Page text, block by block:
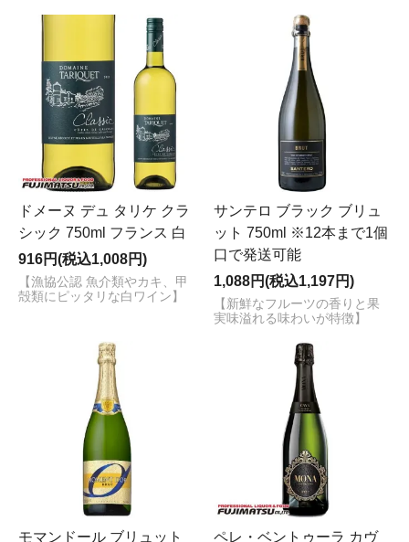
ドメーヌ デュ タリケ クラ
シック 750ml フランス 白
916円(税込1,008円)
【漁協公認 魚介類やカキ、甲
殻類にピッタリな白ワイン】
サンテロ ブラック ブリュ
ット 750ml ※12本まで1個
口で発送可能
1,088円(税込1,197円)
【新鮮なフルーツの香りと果
実味溢れる味わいが特徴】
モマンドール ブリュット ペレ・ベントゥーラ カヴ